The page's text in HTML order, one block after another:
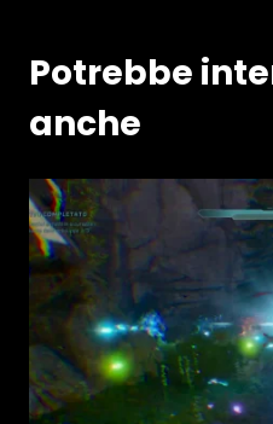
Potrebbe
anche